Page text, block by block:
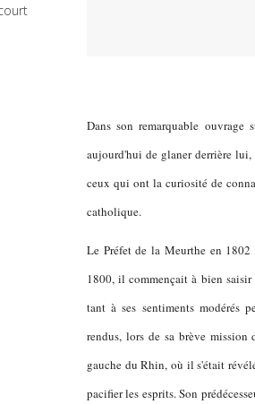
Dans son remarquable
aujourd'hui de glaner derrière lui,
ceux qui ont la curiosité de
catholique.
Le Préfet de la Meurthe en
1800, il commençait à bien
tant à ses sentiments modérés
rendus, lors de sa brève mission
gauche du Rhin, où il s'était
pacifier les esprits. Son